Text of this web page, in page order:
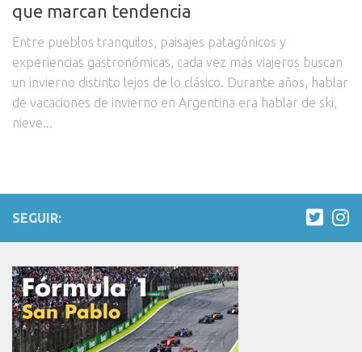
que marcan tendencia
Entre pueblos tranquilos, paisajes patagónicos y
experiencias gastronómicas, cada vez más viajeros buscan
un invierno distinto lejos de lo clásico. Durante años, hablar
de vacaciones de invierno en Argentina era hablar de ski,
nieve...
SEGUIR: